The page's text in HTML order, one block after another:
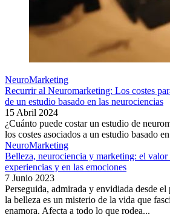
NeuroMarketing
Recurrir al Neuromarketing: Los costes
de un estudio basado en las neurociencias
15 Abril 2024
¿Cuánto puede costar un estudio de
los costes asociados a un estudio basado
NeuroMarketing
Belleza, neurociencia y marketing: el valor
experiencias y en las emociones
7 Junio 2023
Perseguida, admirada y envidiada desde
la belleza es un misterio de la vida que
enamora. Afecta a todo lo que rodea...